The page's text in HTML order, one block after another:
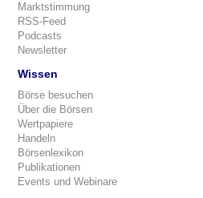
Marktstimmung
RSS-Feed
Podcasts
Newsletter
Wissen
Börse besuchen
Über die Börsen
Wertpapiere
Handeln
Börsenlexikon
Publikationen
Events und Webinare